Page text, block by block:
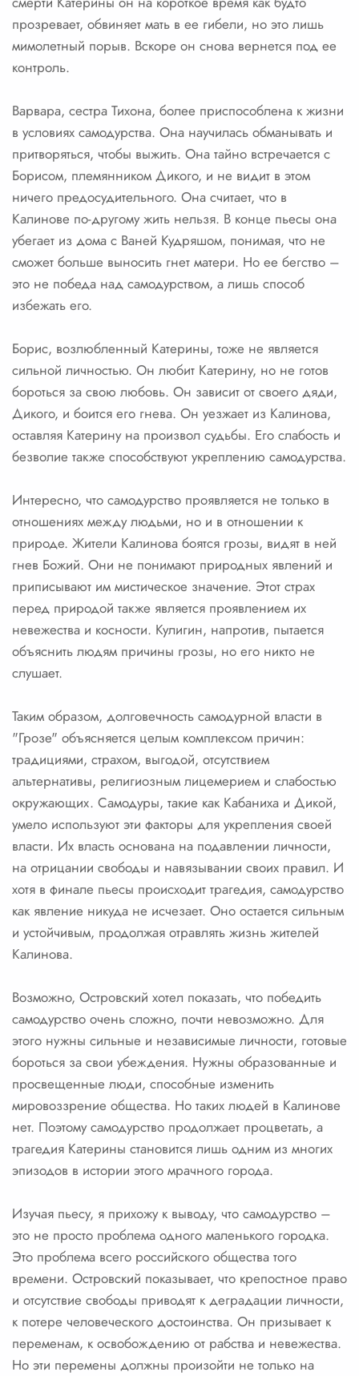
прозревает, обвиняет мать в ее гибели, но это лишь
мимолетный порыв. Вскоре он снова вернется под ее
контроль.
Варвара, сестра Тихона, более приспособлена к жизни
в условиях самодурства. Она научилась обманывать и
притворяться, чтобы выжить. Она тайно встречается с
Борисом, племянником Дикого, и не видит в этом
ничего предосудительного. Она считает, что в
Калинове по-другому жить нельзя. В конце пьесы она
убегает из дома с Ваней Кудряшом, понимая, что не
сможет больше выносить гнет матери. Но ее бегство –
это не победа над самодурством, а лишь способ
избежать его.
Борис, возлюбленный Катерины, тоже не является
сильной личностью. Он любит Катерину, но не готов
бороться за свою любовь. Он зависит от своего дяди,
Дикого, и боится его гнева. Он уезжает из Калинова,
оставляя Катерину на произвол судьбы. Его слабость и
безволие также способствуют укреплению самодурства.
Интересно, что самодурство проявляется не только в
отношениях между людьми, но и в отношении к
природе. Жители Калинова боятся грозы, видят в ней
гнев Божий. Они не понимают природных явлений и
приписывают им мистическое значение. Этот страх
перед природой также является проявлением их
невежества и косности. Кулигин, напротив, пытается
объяснить людям причины грозы, но его никто не
слушает.
Таким образом, долговечность самодурной власти в
"Грозе" объясняется целым комплексом причин:
традициями, страхом, выгодой, отсутствием
альтернативы, религиозным лицемерием и слабостью
окружающих. Самодуры, такие как Кабаниха и Дикой,
умело используют эти факторы для укрепления своей
власти. Их власть основана на подавлении личности,
на отрицании свободы и навязывании своих правил. И
хотя в финале пьесы происходит трагедия, самодурство
как явление никуда не исчезает. Оно остается сильным
и устойчивым, продолжая отравлять жизнь жителей
Калинова.
Возможно, Островский хотел показать, что победить
самодурство очень сложно, почти невозможно. Для
этого нужны сильные и независимые личности, готовые
бороться за свои убеждения. Нужны образованные и
просвещенные люди, способные изменить
мировоззрение общества. Но таких людей в Калинове
нет. Поэтому самодурство продолжает процветать, а
трагедия Катерины становится лишь одним из многих
эпизодов в истории этого мрачного города.
Изучая пьесу, я прихожу к выводу, что самодурство –
это не просто проблема одного маленького городка.
Это проблема всего российского общества того
времени. Островский показывает, что крепостное право
и отсутствие свободы приводят к деградации личности,
к потере человеческого достоинства. Он призывает к
переменам, к освобождению от рабства и невежества.
Но эти перемены должны произойти не только на